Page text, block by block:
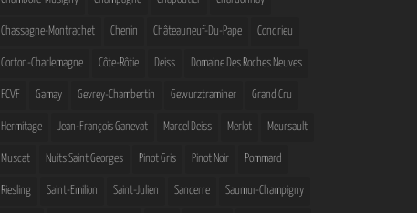
Chassagne-Montrachet Chenin Châteauneuf-Du-Pape Condrieu
Corton-Charlemagne Côte-Rôtie Deiss Domaine Des Roches Neuves
FCVF Gamay Gevrey-Chambertin Gewurztraminer Grand Cru
Hermitage Jean-François Ganevat Marcel Deiss Merlot Meursault
Muscat Nuits Saint Georges Pinot Gris Pinot Noir Pommard
Riesling Saint-Emilion Saint-Julien Sancerre Saumur-Champigny